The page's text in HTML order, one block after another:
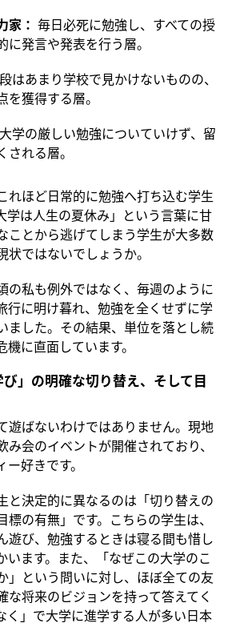
家： 毎日必死に勉強し、すべての授
発言や発表を行う層。
はあまり学校で見かけないものの、
獲得する層。
大学の厳しい勉強についていけず、留
れる層。
れほど日常的に勉強へ打ち込む学生
学は人生の夏休み」という言葉に甘
ことから逃げてしまう学生が大多数
ではないでしょうか。
の私も例外ではなく、毎週のように
行に明け暮れ、勉強を全くせずに学
ました。その結果、単位を落とし続
に直面しています。
」の明確な切り替え、そして目
遊ばないわけではありません。現地
み会のイベントが開催されており、
好きです。
と決定的に異なるのは「切り替えの
標の有無」です。こちらの学生は、
遊び、勉強するときは寝る間も惜し
います。また、「なぜこの大学のこ
」という問いに対し、ほぼ全ての友
な将来のビジョンを持って答えてく
く」で大学に進学する人が多い日本